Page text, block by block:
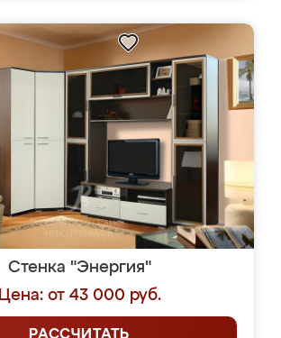
Стенка "Энергия"
Цена: от 43 000 руб.